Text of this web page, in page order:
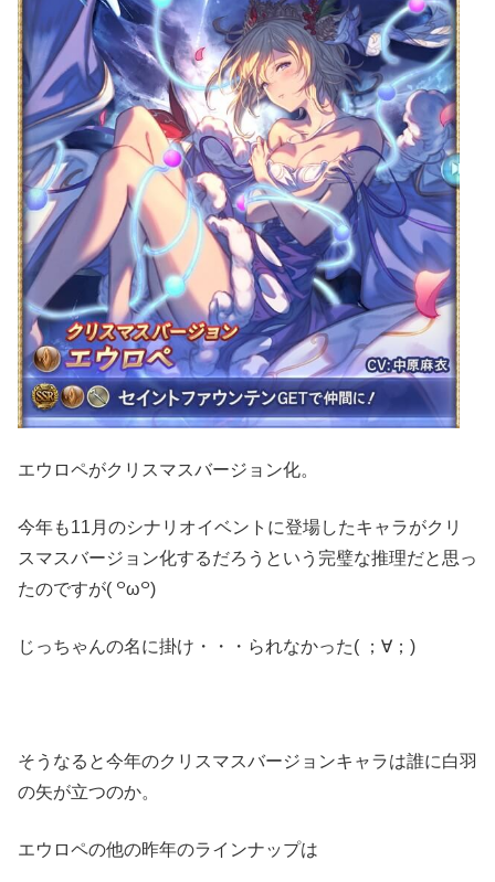
エウロペがクリスマスバージョン化。
今年も11月のシナリオイベントに登場したキャラがクリ
スマスバージョン化するだろうという完璧な推理だと思っ
たのですが( ꒪ω꒪)
じっちゃんの名に掛け・・・られなかった( ；∀；)
そうなると今年のクリスマスバージョンキャラは誰に白羽
の矢が立つのか。
エウロペの他の昨年のラインナップは